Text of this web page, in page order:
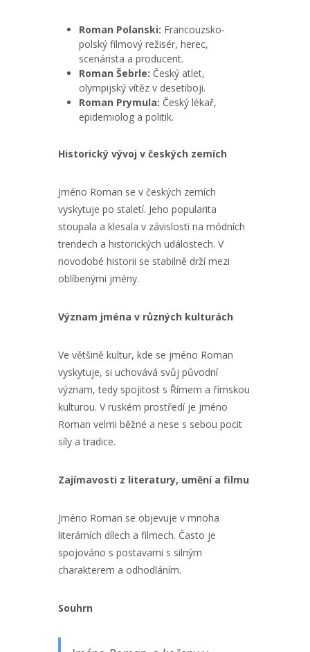
Roman Polanski: Francouzsko-
polský filmový režisér, herec,
scenárista a producent.
Roman Šebrle: Český atlet,
olympijský vítěz v desetiboji.
Roman Prymula: Český lékař,
epidemiolog a politik.
Historický vývoj v českých zemích
Jméno Roman se v českých zemích
vyskytuje po staletí. Jeho popularita
stoupala a klesala v závislosti na módních
trendech a historických událostech. V
novodobé historii se stabilně drží mezi
oblíbenými jmény.
Význam jména v různých kulturách
Ve většině kultur, kde se jméno Roman
vyskytuje, si uchovává svůj původní
význam, tedy spojitost s Římem a římskou
kulturou. V ruském prostředí je jméno
Roman velmi běžné a nese s sebou pocit
síly a tradice.
Zajímavosti z literatury, umění a filmu
Jméno Roman se objevuje v mnoha
literárních dílech a filmech. Často je
spojováno s postavami s silným
charakterem a odhodláním.
Souhrn